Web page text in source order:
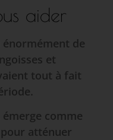
aider
énormément de
et
tout à fait
émerge comme
atténuer